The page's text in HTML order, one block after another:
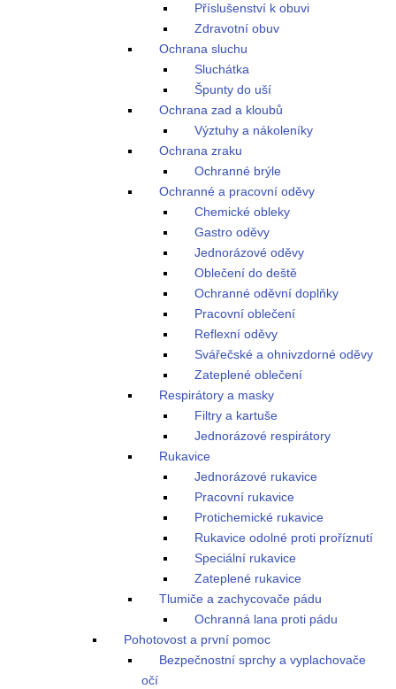
Příslušenství k obuvi
Zdravotní obuv
Ochrana sluchu
Sluchátka
Špunty do uší
Ochrana zad a kloubů
Výztuhy a nákoleníky
Ochrana zraku
Ochranné brýle
Ochranné a pracovní oděvy
Chemické obleky
Gastro oděvy
Jednorázové oděvy
Oblečení do deště
Ochranné oděvní doplňky
Pracovní oblečení
Reflexní oděvy
Svářečské a ohnivzdorné oděvy
Zateplené oblečení
Respirátory a masky
Filtry a kartuše
Jednorázové respirátory
Rukavice
Jednorázové rukavice
Pracovní rukavice
Protichemické rukavice
Rukavice odolné proti proříznutí
Speciální rukavice
Zateplené rukavice
Tlumiče a zachycovače pádu
Ochranná lana proti pádu
Pohotovost a první pomoc
Bezpečnostní sprchy a vyplachovače
očí